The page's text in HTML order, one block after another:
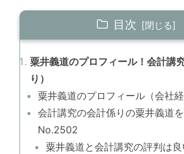
目次
粟井義道のプロフィール！会計講
り）
粟井義道のプロフィール（会社
会計講究の会計係りの粟井義道を
No.2502
粟井義道と会計講究の評判は